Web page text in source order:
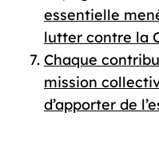
essentielle
lutter contre la
Chaque
mission
d’apporter de